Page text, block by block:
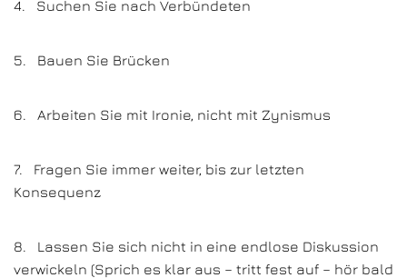
4. Suchen Sie nach Verbündeten
5. Bauen Sie Brücken
6. Arbeiten Sie mit Ironie, nicht mit Zynismus
7. Fragen Sie immer weiter, bis zur letzten
Konsequenz
8. Lassen Sie sich nicht in eine endlose Diskussion
verwickeln (Sprich es klar aus – tritt fest auf – hör bald